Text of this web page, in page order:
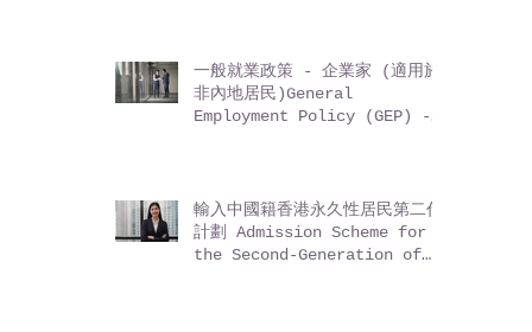
一般就業政策 - 企業家 (適用於
非內地居民)General
Employment Policy (GEP) -
輸入中國籍香港永久性居民第二代
計劃 Admission Scheme for
the Second-Generation of